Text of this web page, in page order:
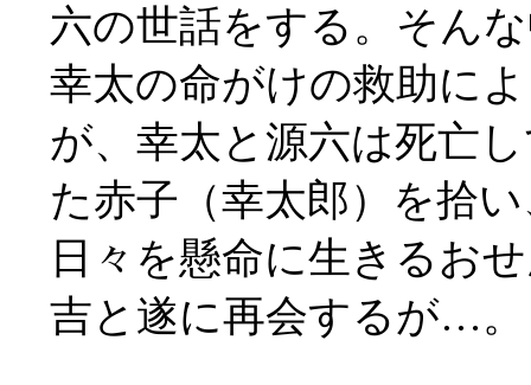
六の世話をする。そん
幸太の命がけの救助に
が、幸太と源六は死亡
た赤子（幸太郎）を拾
日々を懸命に生きるお
吉と遂に再会するが…。